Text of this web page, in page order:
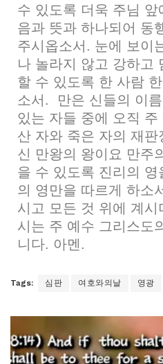
수 있도록 더욱 주님
음과 뜻과 하나되어 동
주시옵소서. 눈에 보이
나 놀라지 않고 강하고
할 수 있도록 한 사람
소서. 만은 신들의 이
있는 자들 중에 오직 주
산 자와 죽은 자의 재판
신 만왕의 왕이요 만주
을 수 있도록 진리의 영
의 영만을 따르게 하소
시고 모든 것 위에 계시
시는 주 예수 그리스도
니다. 아멘.
Tags: 심판 여호와의날 영광